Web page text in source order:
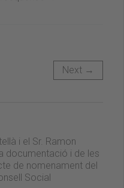
Next →
i el Sr. Ramon
documentació i de les
de nomenament del
Social